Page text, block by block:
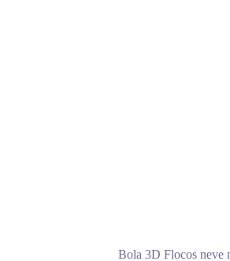
Bola 3D Flocos neve